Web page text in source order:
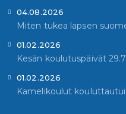
04.08.2026
Miten tukea lapsen
01.02.2026
Kesän koulutuspäivät
01.02.2026
Kamelikoulut